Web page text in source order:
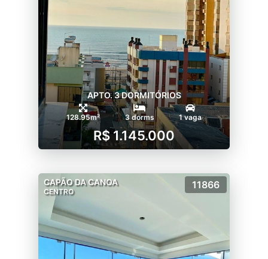
APTO. 3 DORMITÓRIOS
128.95m² 3 dorms 1 vaga
R$ 1.145.000
CAPÃO DA CANOA
CENTRO
11866